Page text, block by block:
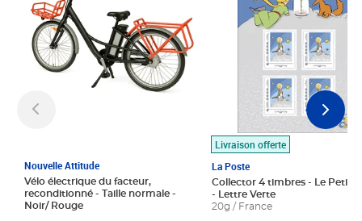
Nouvelle Attitude
Vélo électrique du facteur,
reconditionné - Taille normale -
Noir/ Rouge
Livraison offerte
La Poste
Collector 4 timbres - Le Petit
- Lettre Verte
20g / France